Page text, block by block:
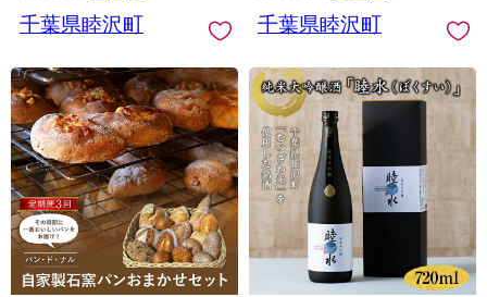
千葉県睦沢町
千葉県睦沢町